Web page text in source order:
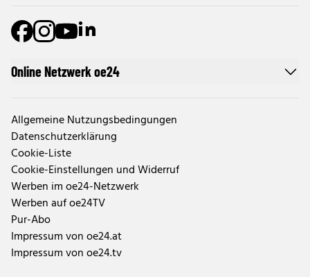
Online Netzwerk oe24
Allgemeine Nutzungsbedingungen
Datenschutzerklärung
Cookie-Liste
Cookie-Einstellungen und Widerruf
Werben im oe24-Netzwerk
Werben auf oe24TV
Pur-Abo
Impressum von oe24.at
Impressum von oe24.tv